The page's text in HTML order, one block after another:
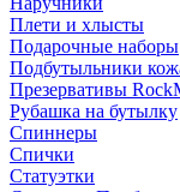
Плети и хлысты
Подарочные наборы
Подбутыльники
Презервативы
Рубашка на бутылку
Спиннеры
Спички
Статуэтки